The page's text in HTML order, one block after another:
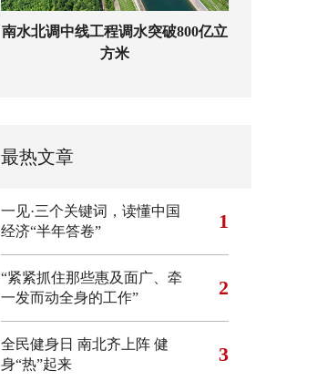
南水北调中线工程调水突破800亿立
方米
最热文章
一见·三个关键词，读懂中国
经济“半年答卷”
1
“紧紧抓住那些惠及面广、牵
一发而动全身的工作”
2
全民健身日 南北齐上阵 健
身“热”起来
3